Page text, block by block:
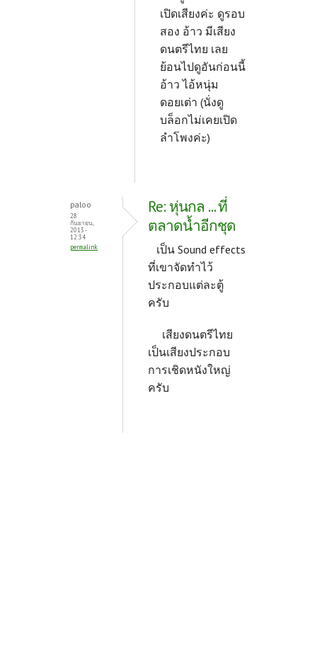
เปิดเสียงค่ะ ดูรอบ
สอง อ้าว มีเสียง
ดนตรีไทย เลย
ย้อนไปดูอันก่อนนี้
อ้าว ไอ้หนุ่ม
ดอยเต่า (นั่งดู
บล็อกไม่เคยเปิด
ลำโพงค่ะ)
paloo
28
กันยายน,
2013 -
12:34
permalink
Re: หุ่นกล ... ที่
ตลาดน้ำอีกชุด
เป็น Sound effects
ที่เขาจัดทำไว้
ประกอบแต่ละตู้
ครับ
เสียงดนตรีไทย
เป็นเสียงประกอบ
การเชิดหนังใหญ่
ครับ